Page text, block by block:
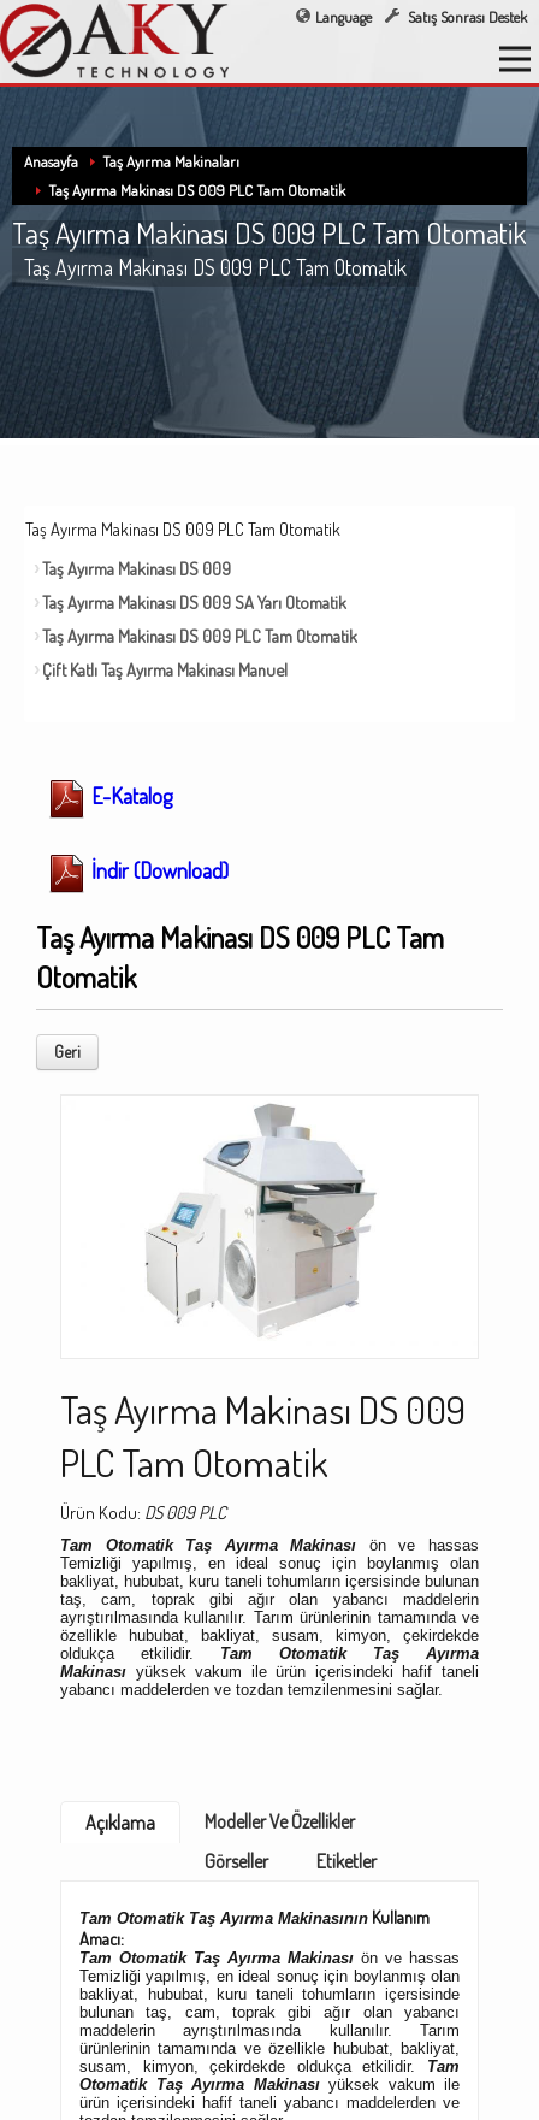
Language Satış Sonrası Destek
Anasayfa
Taş Ayırma Makinaları
Taş Ayırma Makinası DS 009 PLC Tam Otomatik
Taş Ayırma Makinası DS 009 PLC Tam Otomatik
Taş Ayırma Makinası DS 009 PLC Tam Otomatik
Taş Ayırma Makinası DS 009 PLC Tam Otomatik
Taş Ayırma Makinası DS 009
Taş Ayırma Makinası DS 009 SA Yarı Otomatik
Taş Ayırma Makinası DS 009 PLC Tam Otomatik
Çift Katlı Taş Ayırma Makinası Manuel
E-Katalog
İndir (Download)
Taş Ayırma Makinası DS 009 PLC Tam
Otomatik
Geri
Taş Ayırma Makinası DS 009
PLC Tam Otomatik
Ürün Kodu: DS 009 PLC
Tam Otomatik Taş Ayırma Makinası ön ve hassas
Temizliği yapılmış, en ideal sonuç için boylanmış olan
bakliyat, hububat, kuru taneli tohumların içersisinde bulunan
taş, cam, toprak gibi ağır olan yabancı maddelerin
ayrıştırılmasında kullanılır. Tarım ürünlerinin tamamında ve
özellikle hububat, bakliyat, susam, kimyon, çekirdekde
oldukça etkilidir. Tam Otomatik
Taş Ayırma
Makinası yüksek vakum ile ürün içerisindeki hafif taneli
yabancı maddelerden ve tozdan temzilenmesini sağlar.
Açıklama
Modeller Ve Özellikler
Görseller
Etiketler
Tam Otomatik Taş Ayırma Makinasının Kullanım
Amacı:
Tam Otomatik Taş Ayırma Makinası ön ve hassas
Temizliği yapılmış, en ideal sonuç için boylanmış olan
bakliyat, hububat, kuru taneli tohumların içersisinde
bulunan taş, cam, toprak gibi ağır olan yabancı
maddelerin ayrıştırılmasında kullanılır. Tarım
ürünlerinin tamamında ve özellikle hububat, bakliyat,
susam, kimyon, çekirdekde oldukça etkilidir. Tam
Otomatik Taş Ayırma Makinasıyüksek vakum ile
ürün içerisindeki hafif taneli yabancı maddelerden ve